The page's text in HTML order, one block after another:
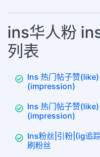
ins华人粉
列表
Ins 热门帖子赞
(impression)
Ins 热门帖子赞
(impression)
Ins粉丝|引粉|(ig追
刷粉丝